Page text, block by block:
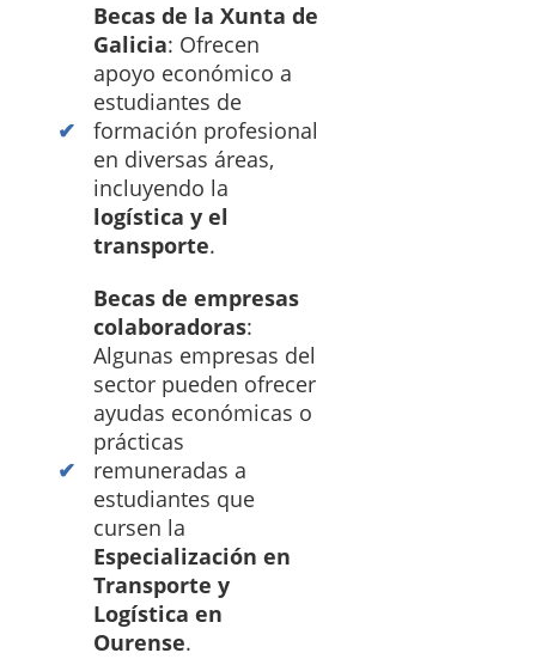
Becas de la Xunta de
Galicia: Ofrecen
apoyo económico a
estudiantes de
formación profesional
en diversas áreas,
incluyendo la
logística y el
transporte.
Becas de empresas
colaboradoras:
Algunas empresas del
sector pueden ofrecer
ayudas económicas o
prácticas
remuneradas a
estudiantes que
cursen la
Especialización en
Transporte y
Logística en
Ourense.